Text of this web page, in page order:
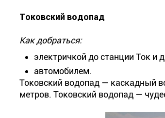
Токовский водопад
Как добраться:
электричкой до станции Ток и
автомобилем.
Токовский водопад — каскадный
метров. Токовский водопад —